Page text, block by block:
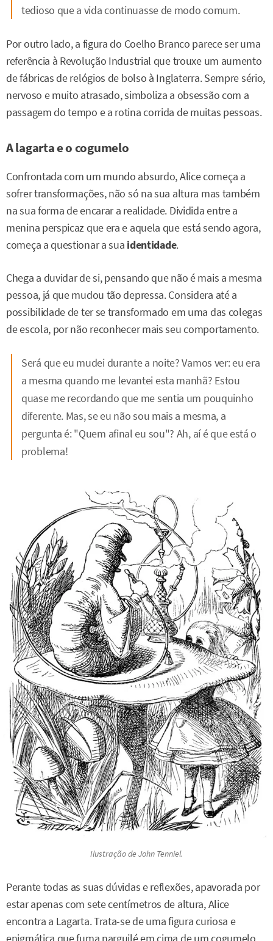
tedioso que a vida continuasse de modo comum.
Por outro lado, a figura do Coelho Branco parece ser uma
referência à Revolução Industrial que trouxe um aumento
de fábricas de relógios de bolso à Inglaterra. Sempre sério,
nervoso e muito atrasado, simboliza a obsessão com a
passagem do tempo e a rotina corrida de muitas pessoas.
A lagarta e o cogumelo
Confrontada com um mundo absurdo, Alice começa a
sofrer transformações, não só na sua altura mas também
na sua forma de encarar a realidade. Dividida entre a
menina perspicaz que era e aquela que está sendo agora,
começa a questionar a sua identidade.
Chega a duvidar de si, pensando que não é mais a mesma
pessoa, já que mudou tão depressa. Considera até a
possibilidade de ter se transformado em uma das colegas
de escola, por não reconhecer mais seu comportamento.
Será que eu mudei durante a noite? Vamos ver: eu era
a mesma quando me levantei esta manhã? Estou
quase me recordando que me sentia um pouquinho
diferente. Mas, se eu não sou mais a mesma, a
pergunta é: "Quem afinal eu sou"? Ah, aí é que está o
problema!
Ilustração de John Tenniel.
Perante todas as suas dúvidas e reflexões, apavorada por
estar apenas com sete centímetros de altura, Alice
encontra a Lagarta. Trata-se de uma figura curiosa e